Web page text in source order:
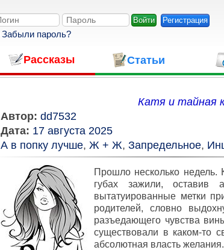
Регистрация
Забыли пароль?
Рассказы Статьи
Катя и тайная
Автор: dd7532
Дата: 17 августа 2025
А в попку лучше, Ж + Ж, Запредельное,
Прошло несколько
губах зажили,
вытатуированные метки
родителей, словно
разъедающего чувства
существовали в каком-то
абсолютная власть желания.